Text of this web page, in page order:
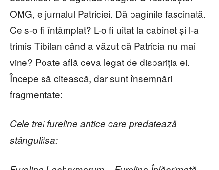
OMG, e jurnalul Patriciei. Dă paginile fascinată.
Ce s-o fi întâmplat? L-o fi uitat la cabinet și l-a
trimis Tibilan când a văzut că Patricia nu mai
vine? Poate află ceva legat de dispariția ei.
Începe să citească, dar sunt însemnări
fragmentate:
Cele trei fureline antice care predatează
stângulitsa: